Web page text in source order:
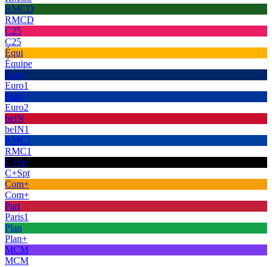
RMCD
RMCD
C25
C25
Équi
Équipe
Euro
Euro1
Euro
Euro2
beIN
beIN1
RMC1
RMC1
C+Sp
C+Spt
Com+
Com+
Pari
Paris1
Plan
Plan+
MCM
MCM